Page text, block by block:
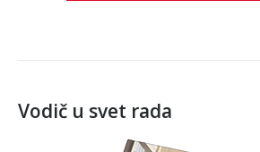
Vodič u svet rada